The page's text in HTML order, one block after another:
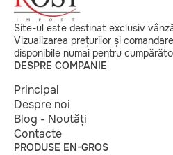
Site-ul este destinat exclusiv
Vizualizarea prețurilor și
disponibile numai pentru
DESPRE COMPANIE
Principal
Despre noi
Blog - Noutăți
Contacte
PRODUSE EN-GROS